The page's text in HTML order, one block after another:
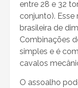
entre 28 e 32
conjunto).
brasileira de
Combinações
simples e é
cavalos
O assoalho